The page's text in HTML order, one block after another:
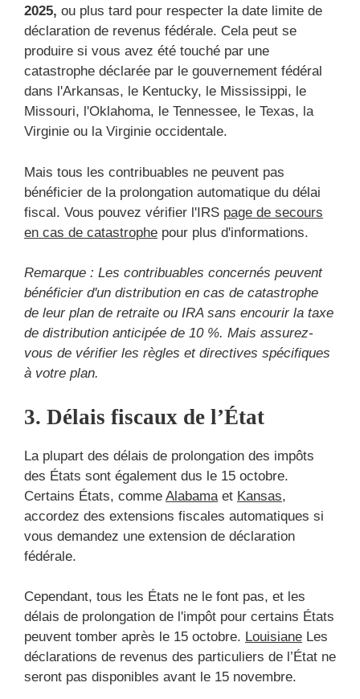
2025, ou plus tard pour respecter la date limite de
déclaration de revenus fédérale. Cela peut se
produire si vous avez été touché par une
catastrophe déclarée par le gouvernement fédéral
dans l'Arkansas, le Kentucky, le Mississippi, le
Missouri, l'Oklahoma, le Tennessee, le Texas, la
Virginie ou la Virginie occidentale.
Mais tous les contribuables ne peuvent pas
bénéficier de la prolongation automatique du délai
fiscal. Vous pouvez vérifier l'IRS page de secours
en cas de catastrophe pour plus d'informations.
Remarque : Les contribuables concernés peuvent
bénéficier d'un distribution en cas de catastrophe
de leur plan de retraite ou IRA sans encourir la taxe
de distribution anticipée de 10 %. Mais assurez-
vous de vérifier les règles et directives spécifiques
à votre plan.
3. Délais fiscaux de l’État
La plupart des délais de prolongation des impôts
des États sont également dus le 15 octobre.
Certains États, comme Alabama et Kansas,
accordez des extensions fiscales automatiques si
vous demandez une extension de déclaration
fédérale.
Cependant, tous les États ne le font pas, et les
délais de prolongation de l'impôt pour certains États
peuvent tomber après le 15 octobre. Louisiane Les
déclarations de revenus des particuliers de l’État ne
seront pas disponibles avant le 15 novembre.